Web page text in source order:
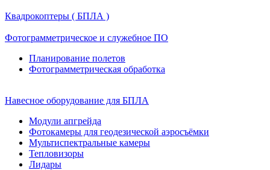
Квадрокоптеры ( БПЛА )
Фотограмметрическое и служебное ПО
Планирование полетов
Фотограмметрическая обработка
Навесное оборудование для БПЛА
Модули апгрейда
Фотокамеры для геодезической аэросъёмки
Мультиспектральные камеры
Тепловизоры
Лидары